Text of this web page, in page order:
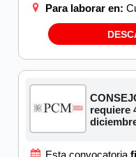
Para laborar en:
requiere